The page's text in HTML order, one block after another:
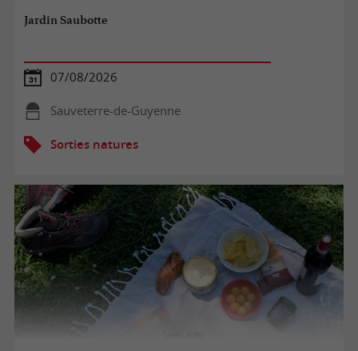
Jardin Saubotte
07/08/2026
Sauveterre-de-Guyenne
Sorties natures